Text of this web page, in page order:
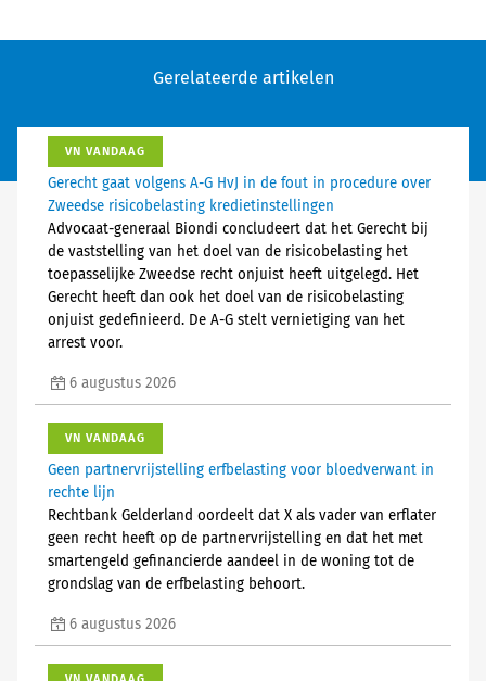
Gerelateerde artikelen
VN VANDAAG
Gerecht gaat volgens A-G HvJ in de fout in procedure over
Zweedse risicobelasting kredietinstellingen
Advocaat-generaal Biondi concludeert dat het Gerecht bij
de vaststelling van het doel van de risicobelasting het
toepasselijke Zweedse recht onjuist heeft uitgelegd. Het
Gerecht heeft dan ook het doel van de risicobelasting
onjuist gedefinieerd. De A-G stelt vernietiging van het
arrest voor.
6 augustus 2026
VN VANDAAG
Geen partnervrijstelling erfbelasting voor bloedverwant in
rechte lijn
Rechtbank Gelderland oordeelt dat X als vader van erflater
geen recht heeft op de partnervrijstelling en dat het met
smartengeld gefinancierde aandeel in de woning tot de
grondslag van de erfbelasting behoort.
6 augustus 2026